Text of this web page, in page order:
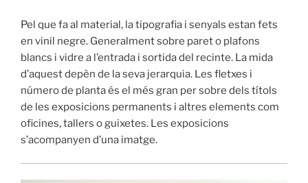
Pel que fa al material, la tipografia i senyals estan fets
en vinil negre. Generalment sobre paret o plafons
blancs i vidre a l’entrada i sortida del recinte. La mida
d’aquest depèn de la seva jerarquia. Les fletxes i
número de planta és el més gran per sobre dels títols
de les exposicions permanents i altres elements com
oficines, tallers o guixetes. Les exposicions
s’acompanyen d’una imatge.